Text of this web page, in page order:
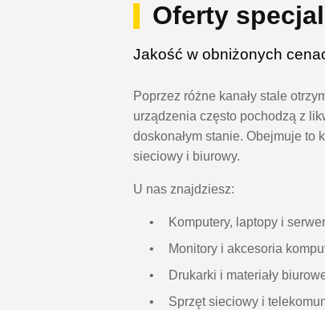
Oferty
Jakość w obniżonych
Poprzez różne kanały stale
urządzenia często pochodzą z
doskonałym stanie. Obejmuje to
sieciowy i biurowy.
U nas znajdziesz:
Komputery, laptopy i
Monitory i akcesoria
Drukarki i materiały
Sprzęt sieciowy i